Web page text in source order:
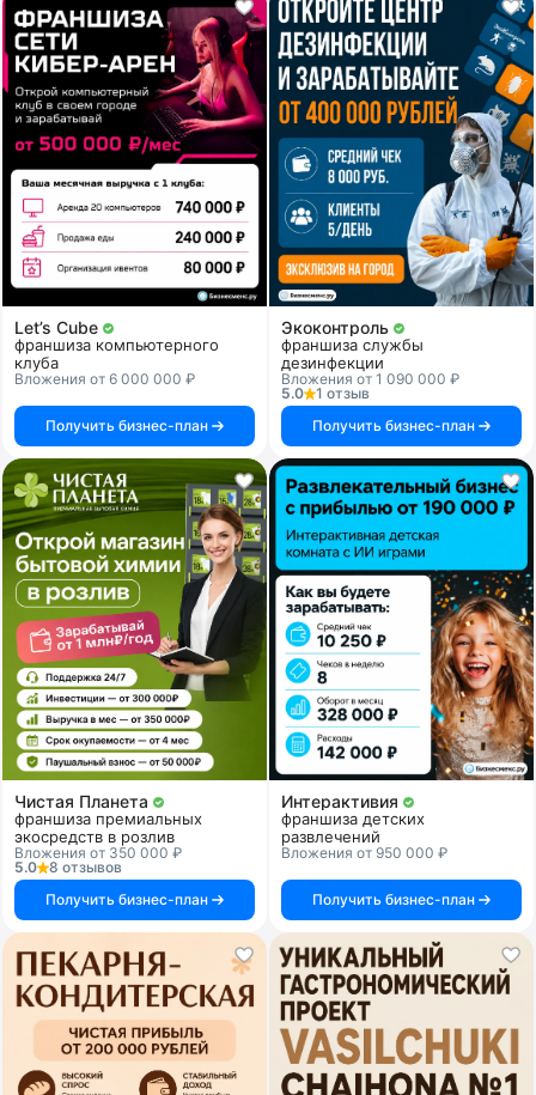
Let’s Cube
франшиза компьютерного
клуба
Вложения от 6 000 000 ₽
Получить бизнес-план
Экоконтроль
франшиза службы
дезинфекции
Вложения от 1 090 000 ₽
5.0
1 отзыв
Получить бизнес-план
Чистая Планета
франшиза премиальных
экосредств в розлив
Вложения от 350 000 ₽
5.0
8 отзывов
Получить бизнес-план
Интерактивия
франшиза детских
развлечений
Вложения от 950 000 ₽
Получить бизнес-план